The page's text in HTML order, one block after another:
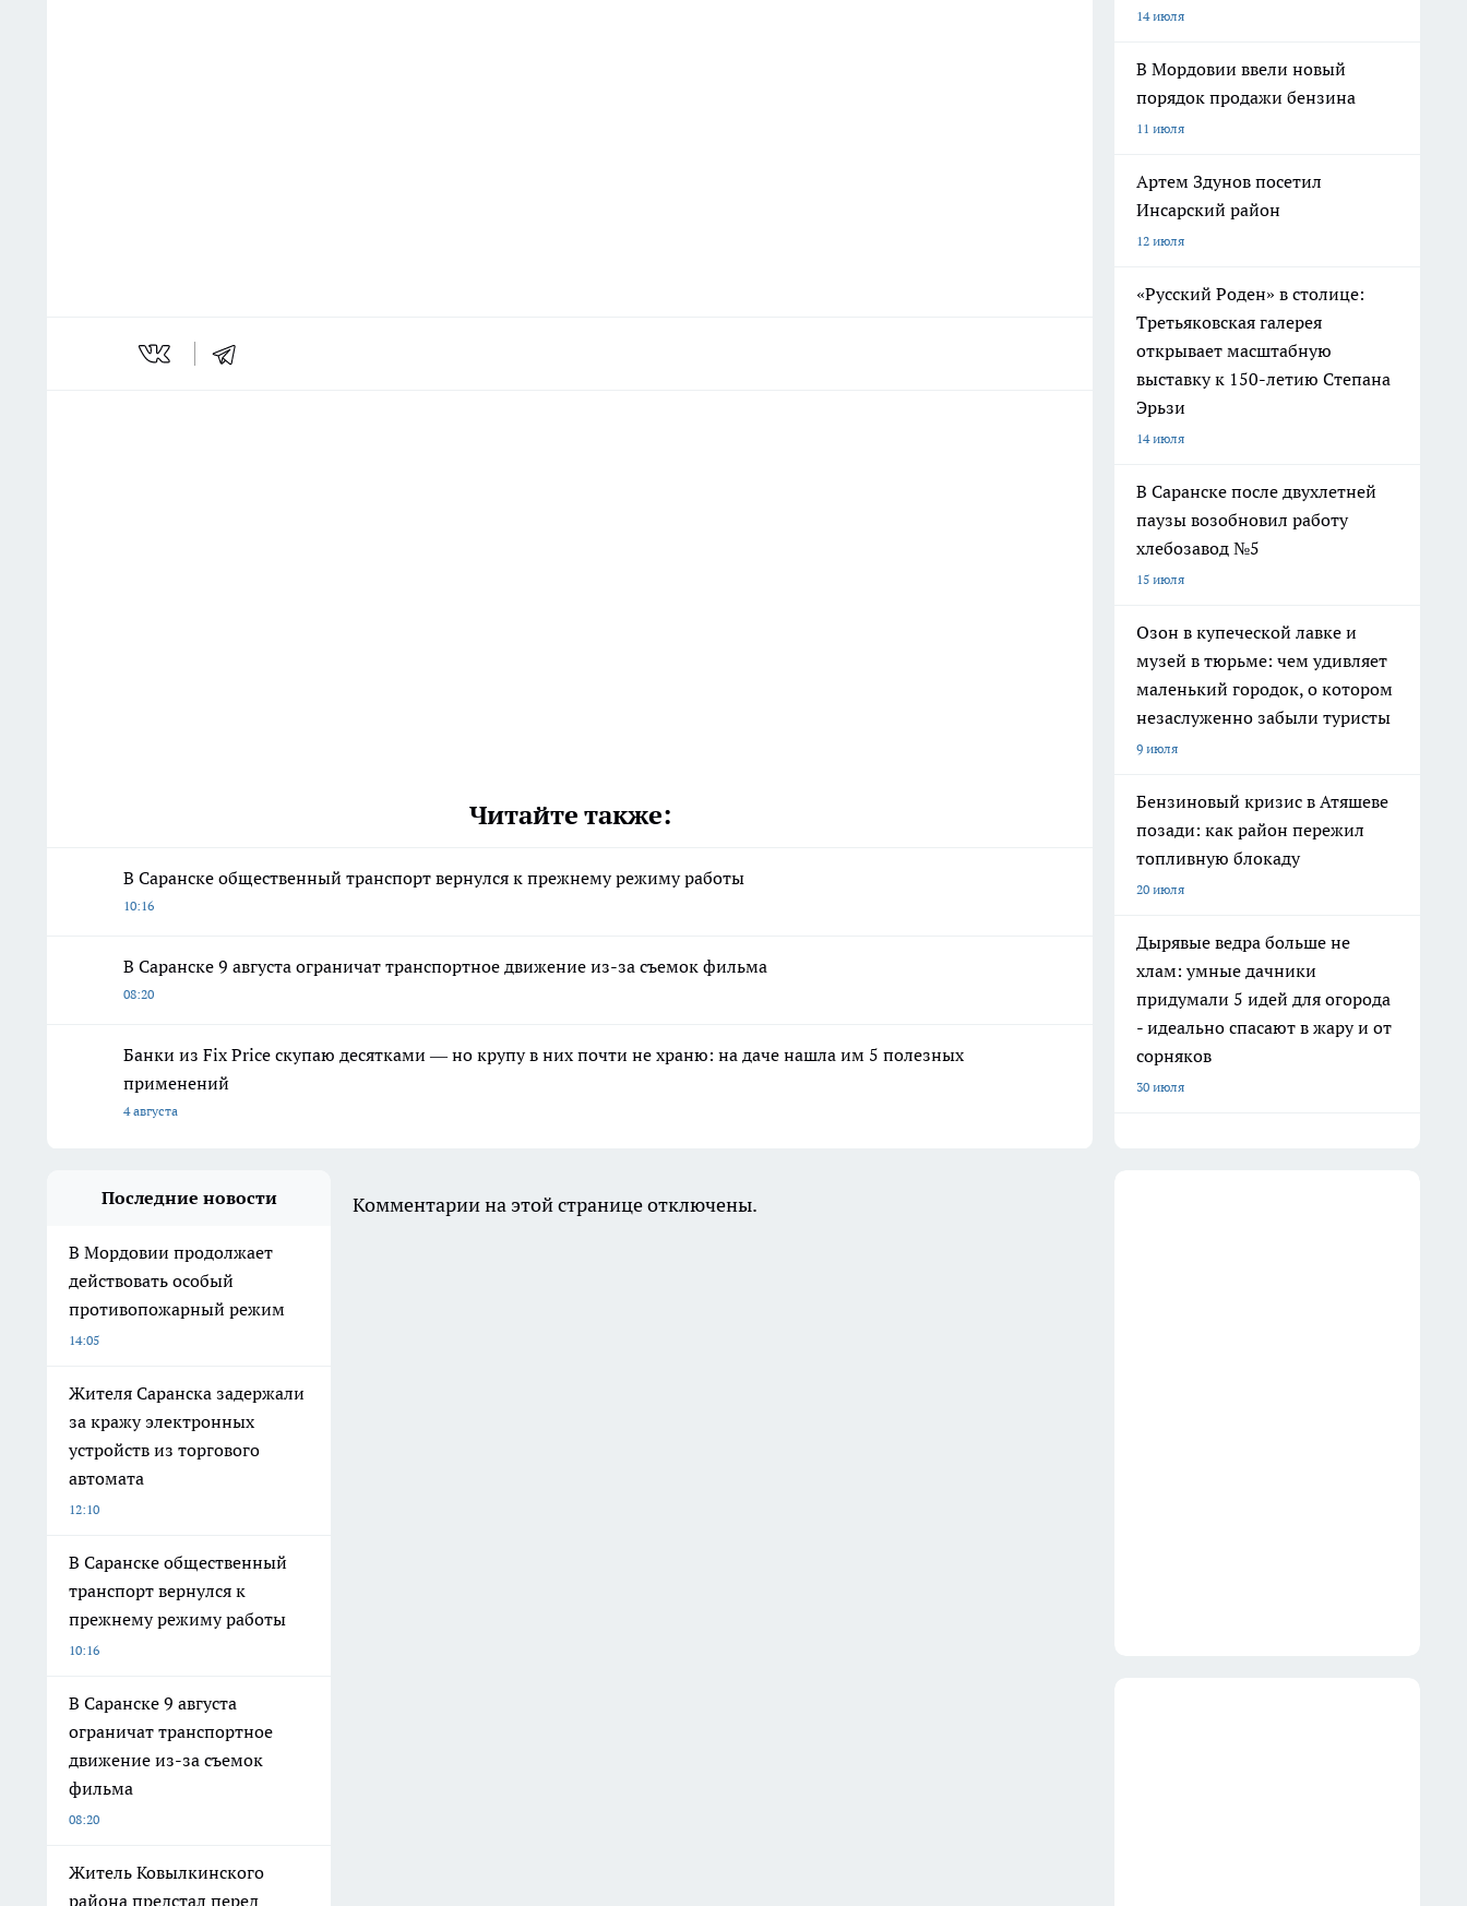
Читайте также:
В Саранске общественный транспорт вернулся к прежнему режиму работы
10:16
В Саранске 9 августа ограничат транспортное движение из-за съемок фильма
08:20
Банки из Fix Price скупаю десятками — но крупу в них почти не храню: на даче нашла им 5 полезных
применений
4 августа
14 июля
В Мордовии ввели новый
порядок продажи бензина
11 июля
Артем Здунов посетил
Инсарский район
12 июля
«Русский Роден» в столице:
Третьяковская галерея
открывает масштабную
выставку к 150-летию Степана
Эрьзи
14 июля
В Саранске после двухлетней
паузы возобновил работу
хлебозавод №5
15 июля
Озон в купеческой лавке и
музей в тюрьме: чем удивляет
маленький городок, о котором
незаслуженно забыли туристы
9 июля
Бензиновый кризис в Атяшеве
позади: как район пережил
топливную блокаду
20 июля
Дырявые ведра больше не
хлам: умные дачники
придумали 5 идей для огорода
- идеально спасают в жару и от
сорняков
30 июля
Последние новости
В Мордовии продолжает
действовать особый
противопожарный режим
14:05
Жителя Саранска задержали
за кражу электронных
устройств из торгового
автомата
12:10
В Саранске общественный
транспорт вернулся к
прежнему режиму работы
10:16
В Саранске 9 августа
ограничат транспортное
движение из-за съемок
фильма
08:20
Житель Ковылкинского
района предстал перед
Комментарии на этой странице отключены.